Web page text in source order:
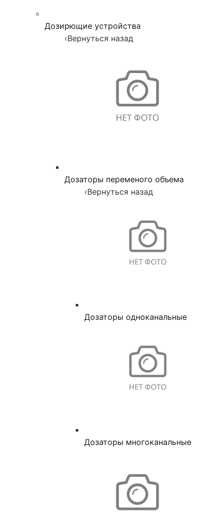
Дозирющие устройства
‹Вернуться назад
Дозаторы переменого объема
‹Вернуться назад
Дозаторы одноканальные
Дозаторы многоканальные